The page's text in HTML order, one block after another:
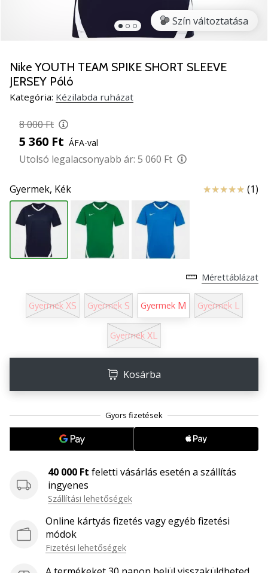
új
PUMA
Accelerate
NITRO
5
kézilabda
cipőket!
a
technikai
újdonságokat
nézd
meg,
2024.11.25.
Légy
kézilabda
nagykövete
is
vagy,
Csatlakozz
hozzánk
márkanagykövetként.
Szín változtatása
Nike YOUTH TEAM SPIKE SHORT SLEEVE
JERSEY Póló
Kategória: Kézilabda ruházat
8 000 Ft
5 360 Ft ÁFA-val
Utolsó legalacsonyabb ár: 5 060 Ft
Gyermek, Kék Értékelés (1)
Mérettáblázat
Gyermek XS Gyermek S Gyermek M Gyermek L
Gyermek XL
Kosárba
40 000 Ft feletti vásárlás esetén a szállítás
ingyenes
Szállítási lehetőségek
Online kártyás fizetés vagy egyéb fizetési
módok
Fizetési lehetőségek